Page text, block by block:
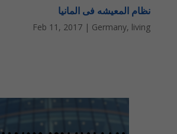
نظام المعيشه فى المانيا
Feb 11, 2017 | Germany, living